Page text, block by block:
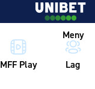
Meny
MFF Play Lag